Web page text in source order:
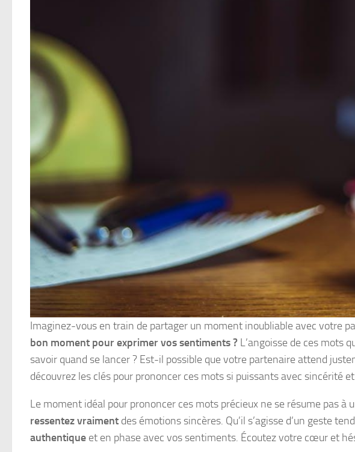
Imaginez-vous en train de partager un moment inoubliable avec votre
bon moment pour exprimer vos sentiments ? L’angoisse de ces mots
savoir quand se lancer ? Est-il possible que votre partenaire attend
découvrez les clés pour prononcer ces mots si puissants avec sincérité
Le moment idéal pour prononcer ces mots précieux ne se résume pas à
ressentez vraiment des émotions sincères. Qu’il s’agisse d’un geste
authentique et en phase avec vos sentiments. Écoutez votre cœur et